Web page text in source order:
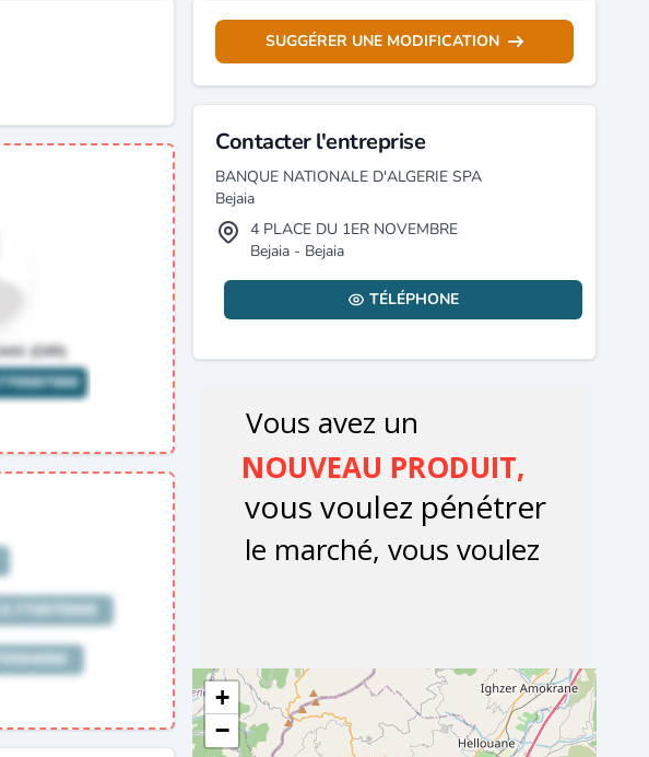
SUGGÉRER UNE MODIFICATION
Contacter l'entreprise
BANQUE NATIONALE D'ALGERIE SPA
Bejaia
4 PLACE DU 1ER NOVEMBRE
Bejaia - Bejaia
TÉLÉPHONE
+
−